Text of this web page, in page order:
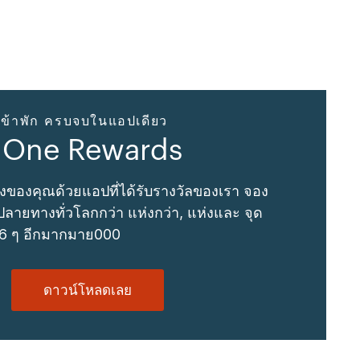
าพัก ครบจบในแอปเดียว
Rewards
ของคุณด้วยแอปที่ได้รับรางวัลของเรา จอง
ายทางทั่วโลกกว่า แห่งกว่า, แห่งและ จุด
ๆ อีกมากมาย000
ดาวน์โหลดเลย